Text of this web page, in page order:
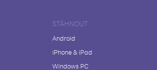
STÁHNOUT
Android
iPhone & iPad
Windows PC